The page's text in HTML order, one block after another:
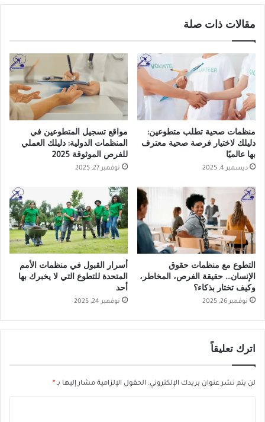
مقالات ذات صلة
منظمات صحية تطلب متطوعين:
دليلك لاختيار فرصة صحية معترف
بها عالميًا
ديسمبر 4, 2025
مواقع تسجيل المتطوعين في
المنظمات الدولية: دليلك العملي
للفرص الموثوقة 2025
نوفمبر 27, 2025
التطوع مع منظمات حقوق
الإنسان… حقيقة الفرص، المخاطر،
وكيف تختار بذكاء؟
نوفمبر 26, 2025
أسرار القبول في منظمات الأمم
المتحدة للتطوع التي لا يخبرك بها
أحد
نوفمبر 24, 2025
اترك تعليقاً
لن يتم نشر عنوان بريدك الإلكتروني. الحقول الإلزامية مشار إليها بـ *